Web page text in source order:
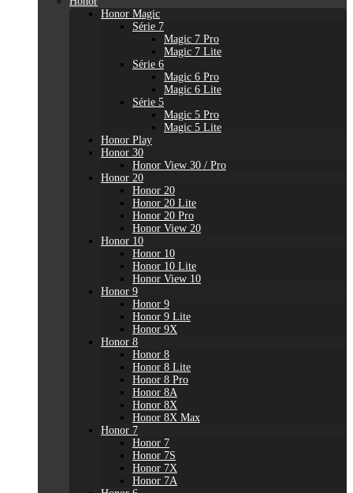
Honor Magic
Série 7
Magic 7 Pro
Magic 7 Lite
Série 6
Magic 6 Pro
Magic 6 Lite
Série 5
Magic 5 Pro
Magic 5 Lite
Honor Play
Honor 30
Honor View 30 / Pro
Honor 20
Honor 20
Honor 20 Lite
Honor 20 Pro
Honor View 20
Honor 10
Honor 10
Honor 10 Lite
Honor View 10
Honor 9
Honor 9
Honor 9 Lite
Honor 9X
Honor 8
Honor 8
Honor 8 Lite
Honor 8 Pro
Honor 8A
Honor 8X
Honor 8X Max
Honor 7
Honor 7
Honor 7S
Honor 7X
Honor 7A